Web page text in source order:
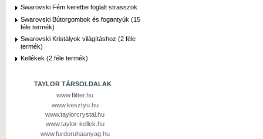
Swarovski Fém keretbe foglalt strasszok
Swarovski Bútorgombok és fogantyúk (15
féle termék)
Swarovski Kristályok világításhoz (2 féle
termék)
Kellékek (2 féle termék)
TAYLOR TÁRSOLDALAK
www.flitter.hu
www.kesztyu.hu
www.taylorcrystal.hu
www.taylor-kellek.hu
www.furdoruhaanyag.hu